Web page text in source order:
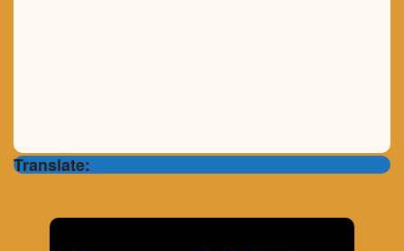
Translate: